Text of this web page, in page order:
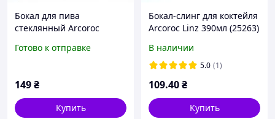
Бокал для пива
стеклянный Arcoroc
Готово к отправке
149₴
Купить
Бокал-слинг для коктейля
Arcoroc Linz 390мл (25263)
В наличии
5.0 (1)
109.40₴
Купить